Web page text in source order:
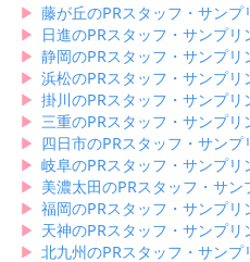
▶︎ 藤が丘のPRスタッフ・サンプ
▶︎ 日進のPRスタッフ・サンプリ
▶︎ 静岡のPRスタッフ・サンプリ
▶︎ 浜松のPRスタッフ・サンプリ
▶︎ 掛川のPRスタッフ・サンプリ
▶︎ 三重のPRスタッフ・サンプリ
▶︎ 四日市のPRスタッフ・サン
▶︎ 岐阜のPRスタッフ・サンプリ
▶︎ 美濃太田のPRスタッフ・サ
▶︎ 福岡のPRスタッフ・サンプリ
▶︎ 天神のPRスタッフ・サンプリ
▶︎ 北九州のPRスタッフ・サンプ